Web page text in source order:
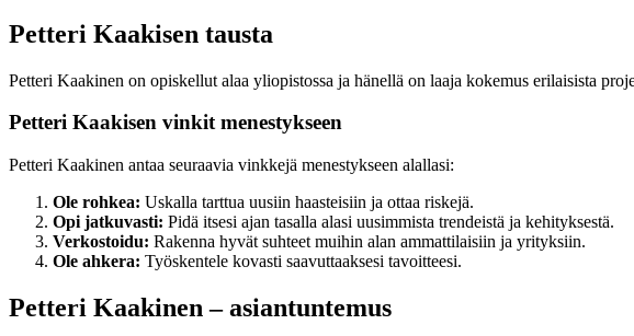
Petteri Kaakisen tausta
Petteri Kaakinen on opiskellut alaa yliopistossa ja hänellä on laaja kokemus erilaisista
Petteri Kaakisen vinkit menestykseen
Petteri Kaakinen antaa seuraavia vinkkejä menestykseen alallasi:
Ole rohkea: Uskalla tarttua uusiin haasteisiin ja ottaa riskejä.
Opi jatkuvasti: Pidä itsesi ajan tasalla alasi uusimmista trendeistä ja kehityksestä.
Verkostoidu: Rakenna hyvät suhteet muihin alan ammattilaisiin ja yrityksiin.
Ole ahkera: Työskentele kovasti saavuttaaksesi tavoitteesi.
Petteri Kaakinen – asiantuntemus